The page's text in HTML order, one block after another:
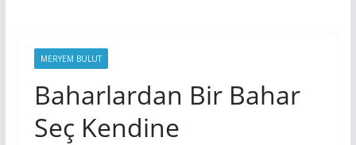
MERYEM BULUT
Baharlardan Bir Bahar
Seç Kendine